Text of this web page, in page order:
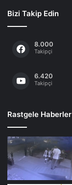
Bizi Takip Edin
8.000
Takipçi
6.420
Takipçi
Rastgele Haberler